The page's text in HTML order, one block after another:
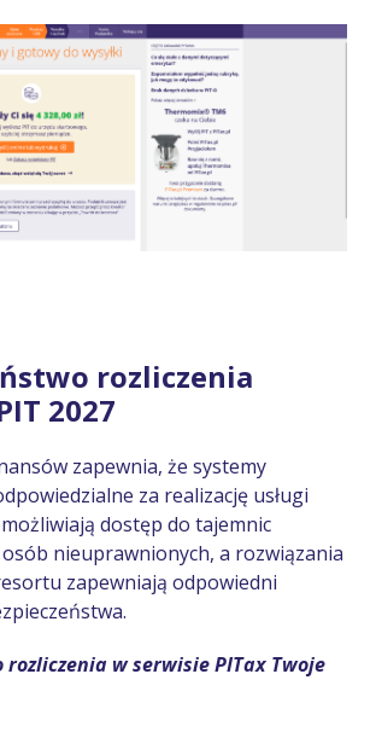
rozliczenia
2027
zapewnia, że systemy
za realizację usługi
dostęp do tajemnic
nieuprawnionych, a rozwiązania
zapewniają odpowiedni
rozliczenia w serwisie PITax Twoje